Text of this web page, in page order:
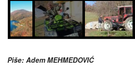
Piše: Adem MEHMEDOVIĆ